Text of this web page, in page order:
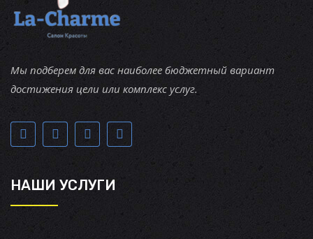
Мы подберем для вас наиболее бюджетный вариант
достижения цели или комплекс услуг.
НАШИ УСЛУГИ